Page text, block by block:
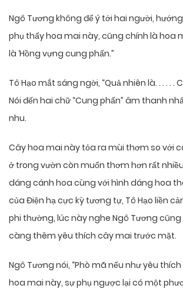
Ngô Tương không để ý tới hai người, hướng
phụ thấy hoa mai này, cũng chính là hoa
là ‘Hồng vựng cung phấn.”
Tô Hạo mắt sáng ngời, “Quả nhiên là. . . . . .
Nói đến hai chữ “Cung phấn” âm thanh
nhu.
Cây hoa mai này tỏa ra mùi thơm so với
ở trong vườn còn muốn thơm hơn rất
dáng cánh hoa cùng với hình dáng hoa
của Điện hạ cực kỳ tương tự, Tô Hạo liền
phi thường, lúc này nghe Ngô Tương cũng
càng thêm yêu thích cây mai trước mặt.
Ngô Tương nói, “Phò mã nếu như yêu
hoa mai này, sự phụ ngược lại có một